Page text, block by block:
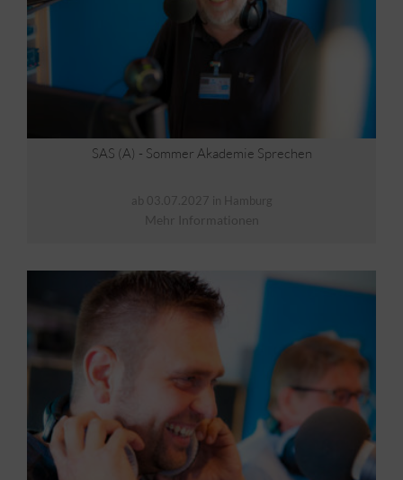
SAS (A) - Sommer Akademie Sprechen
ab 03.07.2027 in Hamburg
Mehr Informationen